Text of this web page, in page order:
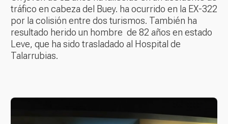
tráfico en cabeza del Buey. ha ocurrido en la EX-322
por la colisión entre dos turismos. También ha
resultado herido un hombre de 82 años en estado
Leve, que ha sido trasladado al Hospital de
Talarrubias.